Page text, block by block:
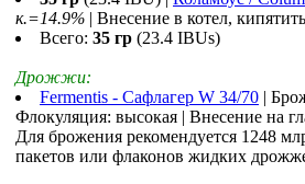
к.=14.9% | Внесение в котел,
Всего: 35 гр (23.4 IBUs)
Дрожжи:
Fermentis - Сафлагер W 34/70 |
Флокуляция: высокая | Внесение на
Для брожения рекомендуется 1248
пакетов или флаконов жидких